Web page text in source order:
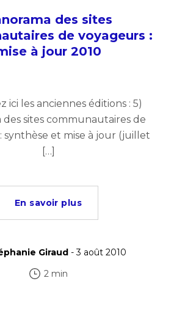
des sites
de voyageurs :
à jour 2010
ici les anciennes éditions : 5)
des sites communautaires de
synthèse et mise à jour (juillet
[…]
En savoir plus
Giraud - 3 août 2010
2 min